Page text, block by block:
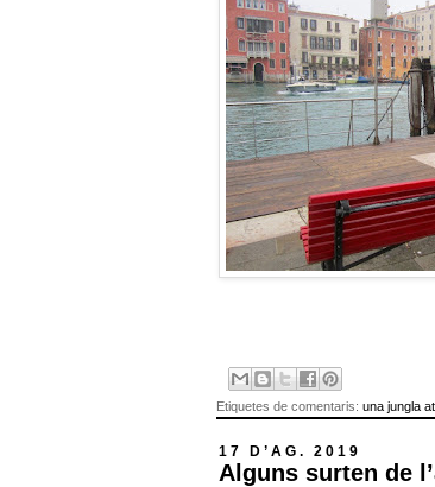
Etiquetes de comentaris: una jungla
17 D’AG. 2019
Alguns surten de